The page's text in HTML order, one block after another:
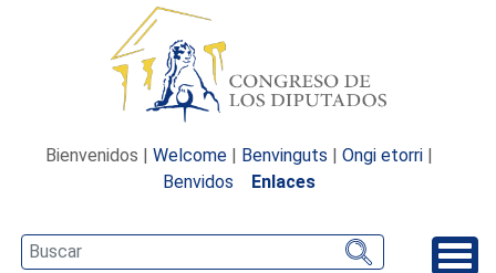
Bienvenidos | Welcome | Benvinguts | Ongi etorri |
Benvidos
Enlaces